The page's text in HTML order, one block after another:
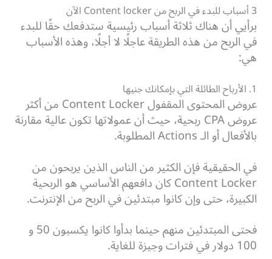
3 أسباب للبدء في الربح من Content locker الآن
برأيي أن هناك ثلاثة أسباب رئيسية ستدفعك حقًا للبدء
في الربح من هذه الطريقة عاجلًا لا أجلًا، وهذه الأسباب
هي:
1. الأرباح الطائلة التي بإمكانك جنيها
عروض المحتوى المقفول Content Locker من أكثر
عروض CPA ربحية، حيث أن عمولاتها تكون عالية مقارنة
بالأفعال أو الـ Actions المطلوبة.
في الحقيقية فإن الكثير من الناس الذين يربحون من
Content Locker كان دافعهم الأساسي هو الربحية
الكبيرة، حتى وإن كانوا مبتدئين في الربح من الإنترنت.
فحتى المبتدئين منهم حينما بدأوا كانوا يكسبون 50 و
100 دولار في فترات وجيزة للغاية.